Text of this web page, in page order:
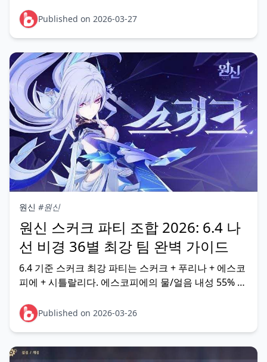
면서 Seven-Phase Flash 딜이 폭발적으로 올라간다.
C0으로도 나선비경 36성이
Published on 2026-03-27
원신 #원신
원신 스커크 파티 조합 2026: 6.4 나
선 비경 36별 최강 팀 완벽 가이드
6.4 기준 스커크 최강 파티는 스커크 + 푸리나 + 에스코
피에 + 시틀랄리다. 에스코피에의 물/얼음 내성 55% 감
서 스커크 화력이 극대화된다. 최강 팀부터 무과금 대안
까지, 36별 달성에 필요한 팀 구성과 실전 로
Published on 2026-03-26